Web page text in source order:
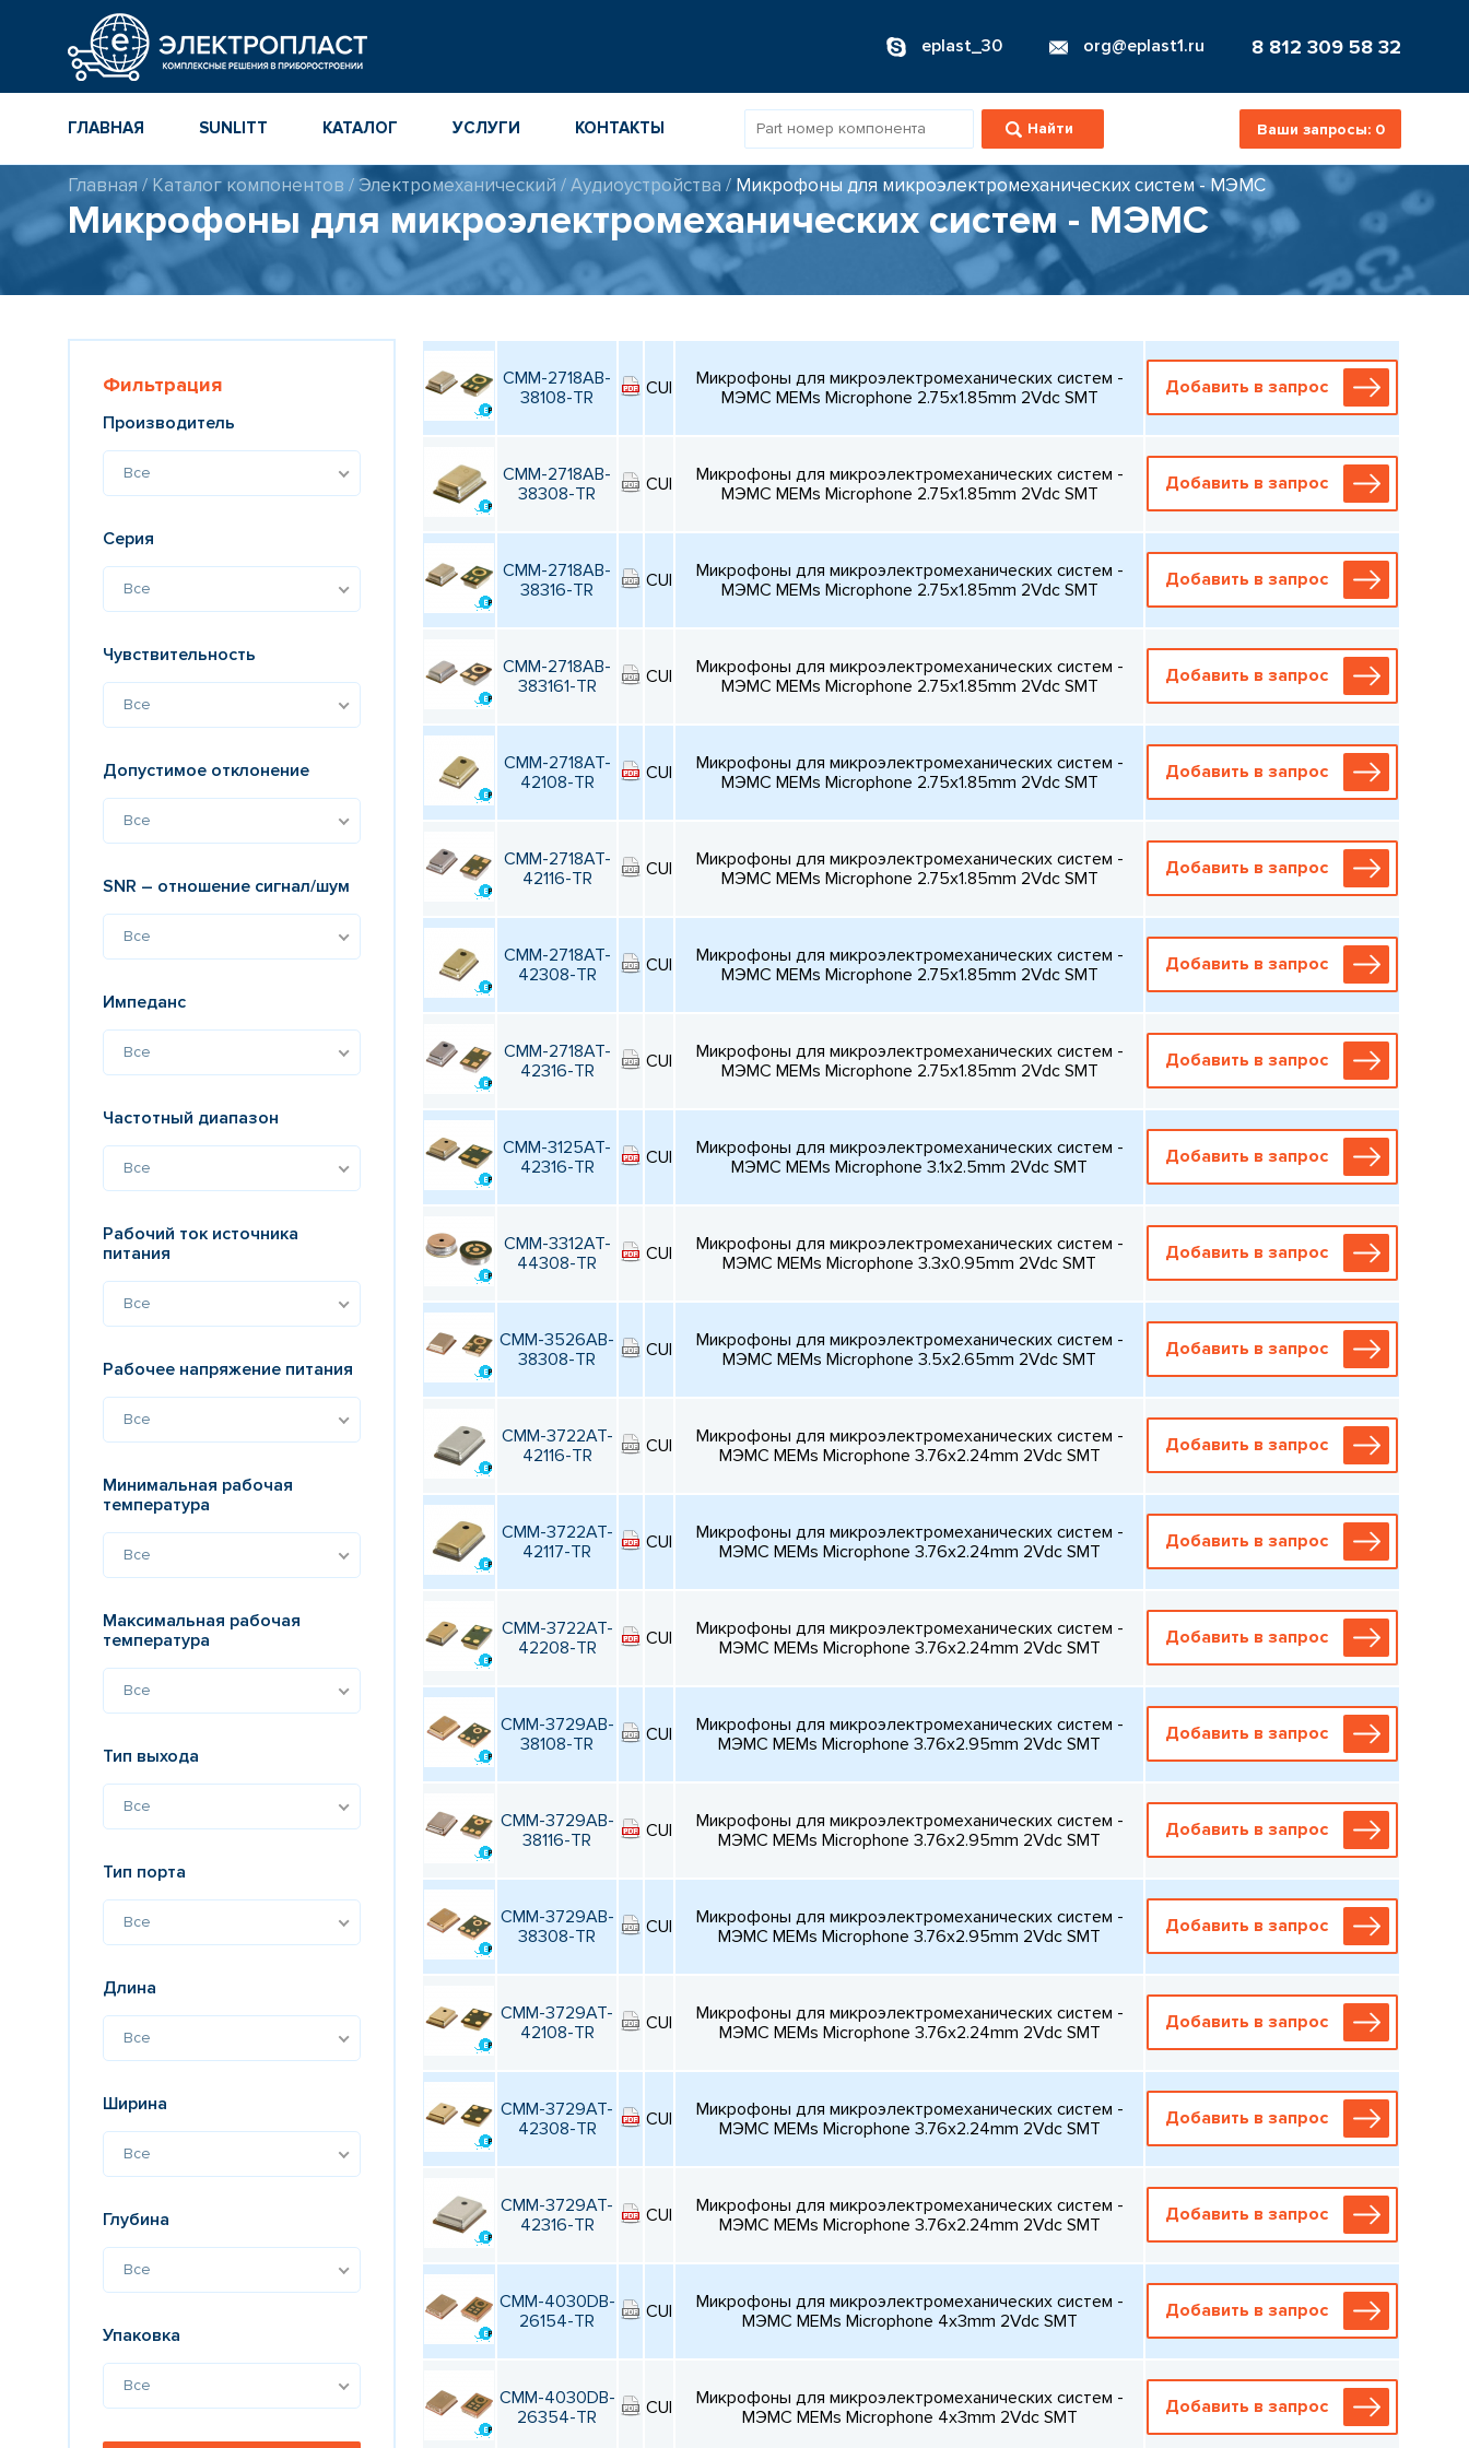
eplast_30 org@eplast1.ru 8 812 309 58 32
ГЛАВНАЯ SUNLITT
МНОГОСЛОЙНЫЕ
КЕРАМИЧЕСКИЕ ЧИП-
КОНДЕНСАТОРЫ
ПОВЕРХНОСТНОГО
И ТОНКОПЛЕНОЧНЫЕ
КАТАЛОГ
КАТАЛОГ
КОМПОНЕНТОВ
КАТАЛОГ ПРИБОРОВ
ИНСТРУМЕНТОВ
КАТАЛОГ
УСЛУГИ КОНТАКТЫ Ваши запросы: 0
Главная/Каталог компонентов / Электромеханический /Аудиоустройства / Микрофоны для микроэлектромеханических систем - МЭМС
Микрофоны для микроэлектромеханических систем - МЭМС
Фильтрация
Производитель
Все
Серия
Все
Чувствительность
Все
Допустимое отклонение
Все
SNR – отношение сигнал/шум
Все
Импеданс
Все
Частотный диапазон
Все
Рабочий ток источника
питания
Все
Рабочее напряжение питания
Все
Минимальная рабочая
температура
Все
Максимальная рабочая
температура
Все
Тип выхода
Все
Тип порта
Все
Длина
Все
Ширина
Все
Глубина
Все
Упаковка
Все
CMM-2718AB-
38108-TR
CUI
Микрофоны для микроэлектромеханических систем -
МЭМС MEMs Microphone 2.75x1.85mm 2Vdc SMT
Добавить в запрос
CMM-2718AB-
38308-TR
CUI
Микрофоны для микроэлектромеханических систем -
МЭМС MEMs Microphone 2.75x1.85mm 2Vdc SMT
Добавить в запрос
CMM-2718AB-
38316-TR
CUI
Микрофоны для микроэлектромеханических систем -
МЭМС MEMs Microphone 2.75x1.85mm 2Vdc SMT
Добавить в запрос
CMM-2718AB-
383161-TR
CUI
Микрофоны для микроэлектромеханических систем -
МЭМС MEMs Microphone 2.75x1.85mm 2Vdc SMT
Добавить в запрос
CMM-2718AT-
42108-TR
CUI
Микрофоны для микроэлектромеханических систем -
МЭМС MEMs Microphone 2.75x1.85mm 2Vdc SMT
Добавить в запрос
CMM-2718AT-
42116-TR
CUI
Микрофоны для микроэлектромеханических систем -
МЭМС MEMs Microphone 2.75x1.85mm 2Vdc SMT
Добавить в запрос
CMM-2718AT-
42308-TR
CUI
Микрофоны для микроэлектромеханических систем -
МЭМС MEMs Microphone 2.75x1.85mm 2Vdc SMT
Добавить в запрос
CMM-2718AT-
42316-TR
CUI
Микрофоны для микроэлектромеханических систем -
МЭМС MEMs Microphone 2.75x1.85mm 2Vdc SMT
Добавить в запрос
CMM-3125AT-
42316-TR
CUI
Микрофоны для микроэлектромеханических систем -
МЭМС MEMs Microphone 3.1x2.5mm 2Vdc SMT
Добавить в запрос
CMM-3312AT-
44308-TR
CUI
Микрофоны для микроэлектромеханических систем -
МЭМС MEMs Microphone 3.3x0.95mm 2Vdc SMT
Добавить в запрос
CMM-3526AB-
38308-TR
CUI
Микрофоны для микроэлектромеханических систем -
МЭМС MEMs Microphone 3.5x2.65mm 2Vdc SMT
Добавить в запрос
CMM-3722AT-
42116-TR
CUI
Микрофоны для микроэлектромеханических систем -
МЭМС MEMs Microphone 3.76x2.24mm 2Vdc SMT
Добавить в запрос
CMM-3722AT-
42117-TR
CUI
Микрофоны для микроэлектромеханических систем -
МЭМС MEMs Microphone 3.76x2.24mm 2Vdc SMT
Добавить в запрос
CMM-3722AT-
42208-TR
CUI
Микрофоны для микроэлектромеханических систем -
МЭМС MEMs Microphone 3.76x2.24mm 2Vdc SMT
Добавить в запрос
CMM-3729AB-
38108-TR
CUI
Микрофоны для микроэлектромеханических систем -
МЭМС MEMs Microphone 3.76x2.95mm 2Vdc SMT
Добавить в запрос
CMM-3729AB-
38116-TR
CUI
Микрофоны для микроэлектромеханических систем -
МЭМС MEMs Microphone 3.76x2.95mm 2Vdc SMT
Добавить в запрос
CMM-3729AB-
38308-TR
CUI
Микрофоны для микроэлектромеханических систем -
МЭМС MEMs Microphone 3.76x2.95mm 2Vdc SMT
Добавить в запрос
CMM-3729AT-
42108-TR
CUI
Микрофоны для микроэлектромеханических систем -
МЭМС MEMs Microphone 3.76x2.24mm 2Vdc SMT
Добавить в запрос
CMM-3729AT-
42308-TR
CUI
Микрофоны для микроэлектромеханических систем -
МЭМС MEMs Microphone 3.76x2.24mm 2Vdc SMT
Добавить в запрос
CMM-3729AT-
42316-TR
CUI
Микрофоны для микроэлектромеханических систем -
МЭМС MEMs Microphone 3.76x2.24mm 2Vdc SMT
Добавить в запрос
CMM-4030DB-
26154-TR
CUI
Микрофоны для микроэлектромеханических систем -
МЭМС MEMs Microphone 4x3mm 2Vdc SMT
Добавить в запрос
CMM-4030DB-
26354-TR
CUI
Микрофоны для микроэлектромеханических систем -
МЭМС MEMs Microphone 4x3mm 2Vdc SMT
Добавить в запрос